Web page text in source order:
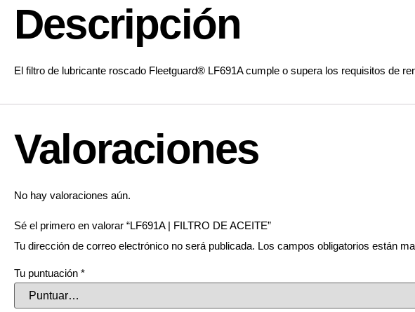
Descripción
El filtro de lubricante roscado Fleetguard® LF691A cumple o supera los requisitos de
Valoraciones
No hay valoraciones aún.
Sé el primero en valorar “LF691A | FILTRO DE ACEITE”
Tu dirección de correo electrónico no será publicada. Los campos obligatorios están
Tu puntuación *